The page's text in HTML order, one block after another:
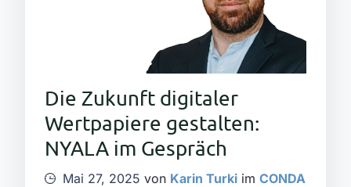
Die Zukunft digitaler
Wertpapiere gestalten:
NYALA im Gespräch
Mai 27, 2025 von Karin Turki im CONDA